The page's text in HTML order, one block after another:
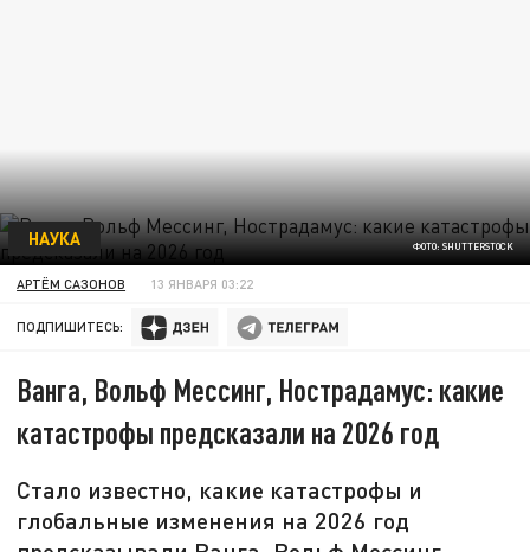
ФОТО: SHUTTERSTOCK
НАУКА
АРТЁМ САЗОНОВ 13 ЯНВАРЯ 03:22
ПОДПИШИТЕСЬ:
Ванга, Вольф Мессинг, Нострадамус: какие
катастрофы предсказали на 2026 год
Стало известно, какие катастрофы и
глобальные изменения на 2026 год